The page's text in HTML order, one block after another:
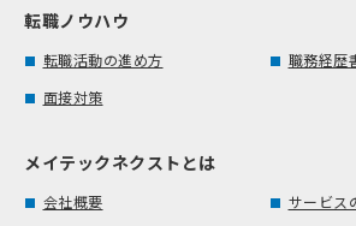
転職ノウハウ
転職活動の進め方
職務経歴
面接対策
メイテックネクストとは
会社概要
サービス